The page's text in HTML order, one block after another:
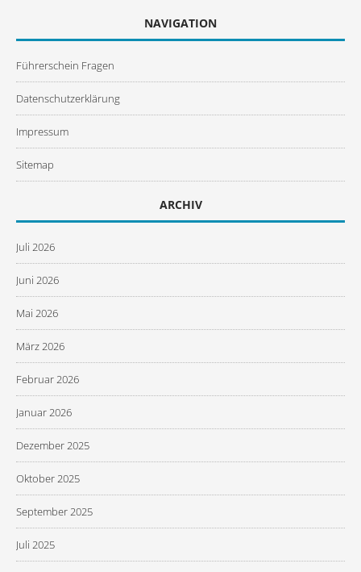
NAVIGATION
Führerschein Fragen
Datenschutzerklärung
Impressum
Sitemap
ARCHIV
Juli 2026
Juni 2026
Mai 2026
März 2026
Februar 2026
Januar 2026
Dezember 2025
Oktober 2025
September 2025
Juli 2025